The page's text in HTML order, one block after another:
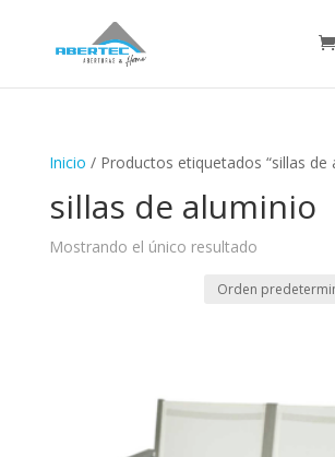
Inicio / Productos etiquetados “sillas de
sillas de aluminio
Mostrando el único resultado